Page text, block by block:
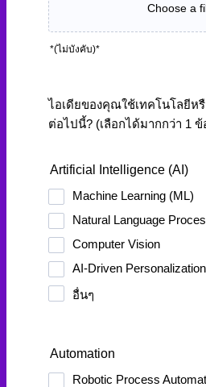
Choose a
*(ไม่บังคับ)*
ไอเดียของคุณใช้เทคโนโลยีห
ต่อไปนี้? (เลือกได้มากกว่า 1 ข้
Artificial Intelligence (AI)
Machine Learning (ML)
Natural Language
Computer Vision
AI-Driven Personalization
อื่นๆ
Automation
Robotic Process